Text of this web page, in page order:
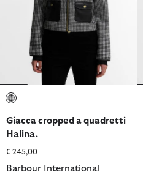
Giacca cropped a quadretti
Halina.
€ 245,00
Barbour International